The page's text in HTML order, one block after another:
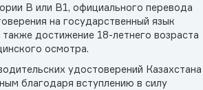
B или B1, официального перевода
на государственный язык
достижение 18-летнего возраста
осмотра.
удостоверений Казахстана
благодаря вступлению в силу